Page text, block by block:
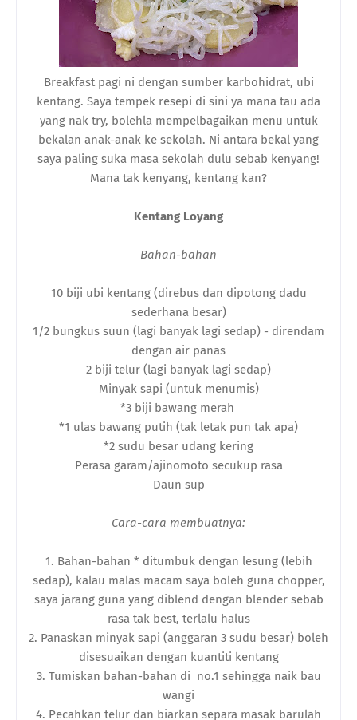
Breakfast pagi ni dengan sumber karbohidrat, ubi
kentang. Saya tempek resepi di sini ya mana tau ada
yang nak try, bolehla mempelbagaikan menu untuk
bekalan anak-anak ke sekolah. Ni antara bekal yang
saya paling suka masa sekolah dulu sebab kenyang!
Mana tak kenyang, kentang kan?
Kentang Loyang
Bahan-bahan
10 biji ubi kentang (direbus dan dipotong dadu
sederhana besar)
1/2 bungkus suun (lagi banyak lagi sedap) - direndam
dengan air panas
2 biji telur (lagi banyak lagi sedap)
Minyak sapi (untuk menumis)
*3 biji bawang merah
*1 ulas bawang putih (tak letak pun tak apa)
*2 sudu besar udang kering
Perasa garam/ajinomoto secukup rasa
Daun sup
Cara-cara membuatnya:
1. Bahan-bahan * ditumbuk dengan lesung (lebih
sedap), kalau malas macam saya boleh guna chopper,
saya jarang guna yang diblend dengan blender sebab
rasa tak best, terlalu halus
2. Panaskan minyak sapi (anggaran 3 sudu besar) boleh
disesuaikan dengan kuantiti kentang
3. Tumiskan bahan-bahan di no.1 sehingga naik bau
wangi
4. Pecahkan telur dan biarkan separa masak barulah